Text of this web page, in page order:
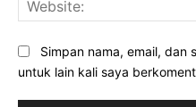
Simpan nama, email, dan
untuk lain kali saya